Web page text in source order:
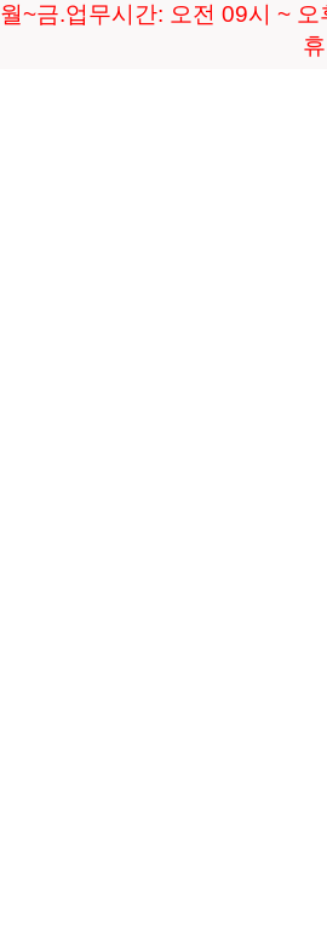
월~금.업무시간: 오전 09시 ~